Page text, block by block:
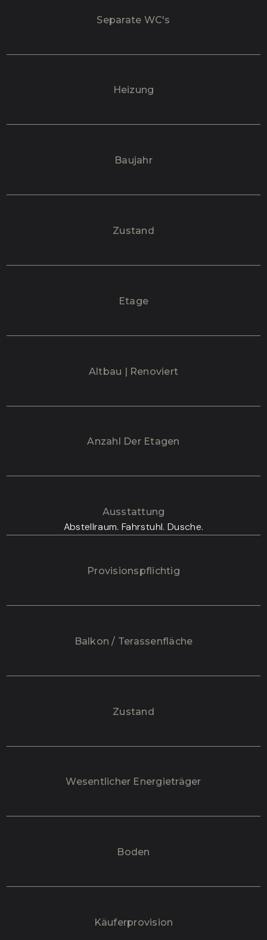
Separate WC's
Heizung
Baujahr
Zustand
Etage
Altbau | Renoviert
Anzahl Der Etagen
Ausstattung
Abstellraum. Fahrstuhl. Dusche.
Provisionspflichtig
Balkon / Terassenfläche
Zustand
Wesentlicher Energieträger
Boden
Käufer­provision